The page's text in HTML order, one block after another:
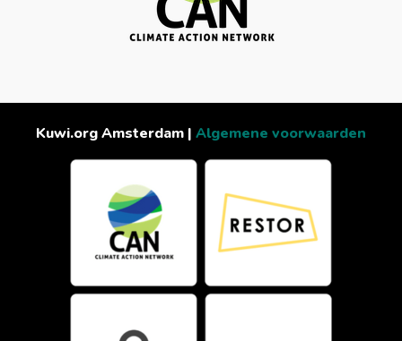
Kuwi.org Amsterdam | Algemene voorwaarden